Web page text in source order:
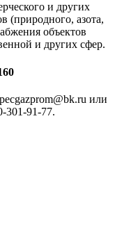
и других
(природного, азота,
объектов
и других сфер.
или
301-91-77.